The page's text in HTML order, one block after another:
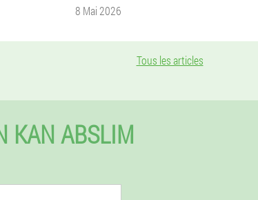
8 Mai 2026
Tous les articles
KAN ABSLIM